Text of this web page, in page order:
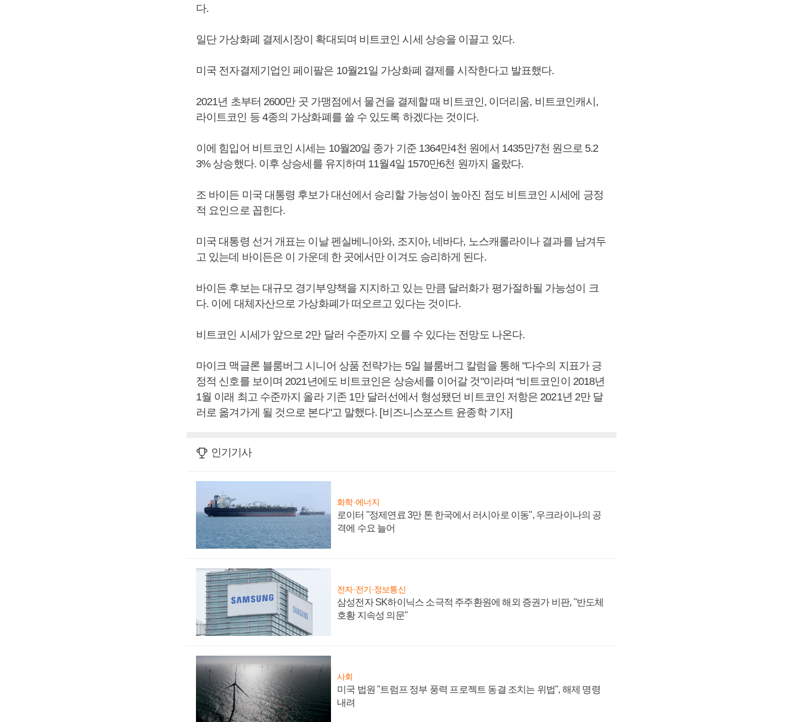
다.
일단 가상화폐 결제시장이 확대되며 비트코인 시세 상승을 이끌고 있다.
미국 전자결제기업인 페이팔은 10월21일 가상화폐 결제를 시작한다고 발표했다.
2021년 초부터 2600만 곳 가맹점에서 물건을 결제할 때 비트코인, 이더리움, 비트코인캐시,
라이트코인 등 4종의 가상화폐를 쓸 수 있도록 하겠다는 것이다.
이에 힘입어 비트코인 시세는 10월20일 종가 기준 1364만4천 원에서 1435만7천 원으로 5.2
3% 상승했다. 이후 상승세를 유지하며 11월4일 1570만6천 원까지 올랐다.
조 바이든 미국 대통령 후보가 대선에서 승리할 가능성이 높아진 점도 비트코인 시세에 긍정
적 요인으로 꼽힌다.
미국 대통령 선거 개표는 이날 펜실베니아와, 조지아, 네바다, 노스캐롤라이나 결과를 남겨두
고 있는데 바이든은 이 가운데 한 곳에서만 이겨도 승리하게 된다.
바이든 후보는 대규모 경기부양책을 지지하고 있는 만큼 달러화가 평가절하될 가능성이 크
다. 이에 대체자산으로 가상화폐가 떠오르고 있다는 것이다.
비트코인 시세가 앞으로 2만 달러 수준까지 오를 수 있다는 전망도 나온다.
마이크 맥글론 블룸버그 시니어 상품 전략가는 5일 블룸버그 칼럼을 통해 "다수의 지표가 긍
정적 신호를 보이며 2021년에도 비트코인은 상승세를 이어갈 것"이라며 “비트코인이 2018년
1월 이래 최고 수준까지 올라 기존 1만 달러선에서 형성됐던 비트코인 저항은 2021년 2만 달
러로 옮겨가게 될 것으로 본다"고 말했다. [비즈니스포스트 윤종학 기자]
인기기사
화학·에너지
로이터 "정제연료 3만 톤 한국에서 러시아로 이동", 우크라이나의 공
격에 수요 늘어
전자·전기·정보통신
삼성전자 SK하이닉스 소극적 주주환원에 해외 증권가 비판, "반도체
호황 지속성 의문"
사회
미국 법원 "트럼프 정부 풍력 프로젝트 동결 조치는 위법", 해제 명령
내려